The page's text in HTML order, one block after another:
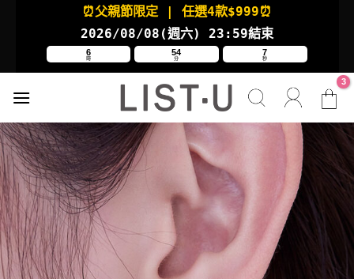
⏰父親節限定 | 任選4款$999⏰
2026/08/08(週六) 23:59結束
6
時
54
分
7
秒